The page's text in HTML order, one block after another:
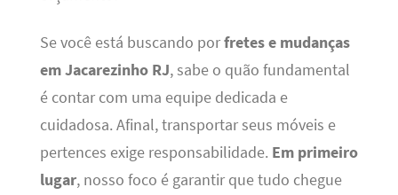
Se você está buscando porfretes e mudanças
em Jacarezinho RJ, sabe o quão fundamental
é contar com uma equipe dedicada e
cuidadosa. Afinal, transportar seus móveis e
pertences exige responsabilidade. Em primeiro
lugar, nosso foco é garantir que tudo chegue